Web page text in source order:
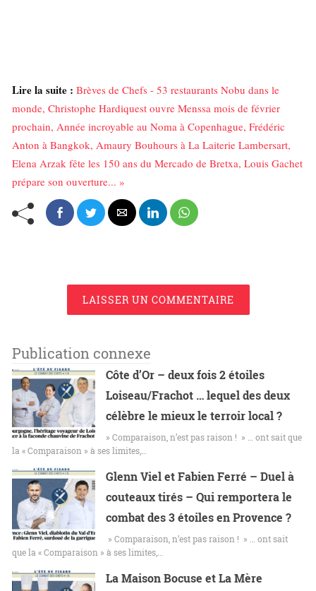
Lire la suite : Brèves de Chefs - 53 restaurants Nobu dans le
monde, Christophe Hardiquest ouvre Menssa mois de février
prochain, Année incroyable au Noma à Copenhague, Frédéric
Anton à Bangkok, Amaury Bouhours à La Laiterie Lambersart,
Elena Arzak fête les 150 ans du Mercado de Bretxa, Louis Gachet
prépare son ouverture... »
LAISSER UN COMMENTAIRE
Publication connexe
Côte d’Or – deux fois 2 étoiles
Loiseau/Frachot … lequel des deux
célèbre le mieux le terroir local ?
» Comparaison, n’est pas raison ! » … ont sait que
la « Comparaison » à ses limites,…
Glenn Viel et Fabien Ferré – Duel à
couteaux tirés – Qui remportera le
combat des 3 étoiles en Provence ?
» Comparaison, n’est pas raison ! » … ont sait
que la « Comparaison » à ses limites,…
La Maison Bocuse et La Mère